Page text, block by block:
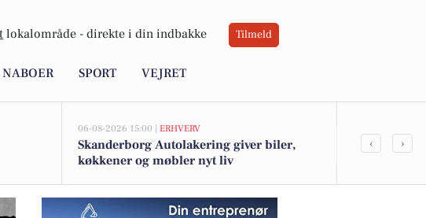
lokalområde - direkte i din indbakke Tilmeld
SPORT VEJRET
06-08-2026 15:00 | ERHVERV
Skanderborg Autolakering giver biler,
køkkener og møbler nyt liv
28-årig fra
‹ ›